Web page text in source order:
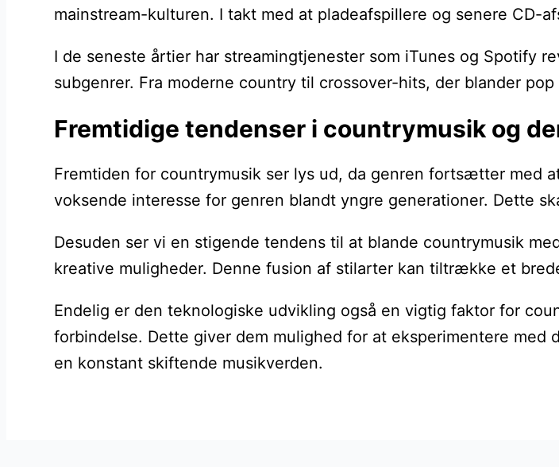
mainstream-kulturen. I takt med at pladeafspillere og senere
I de seneste årtier har streamingtjenester som iTunes og Spotify
subgenrer. Fra moderne country til crossover-hits, der blander
Fremtidige tendenser i countrymusik og
Fremtiden for countrymusik ser lys ud, da genren fortsætter med
voksende interesse for genren blandt yngre generationer. Dette
Desuden ser vi en stigende tendens til at blande countrymusik
kreative muligheder. Denne fusion af stilarter kan tiltrække et
Endelig er den teknologiske udvikling også en vigtig faktor for
forbindelse. Dette giver dem mulighed for at eksperimentere
en konstant skiftende musikverden.